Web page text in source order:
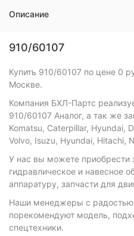
Описание
910/60107
Купить 910/60107 по цене 0
Москве.
Компания БХЛ-Партс
910/60107 Аналог, а так же
Komatsu, Caterpillar, Hyundai,
Volvo, Isuzu, Hyundai, Hitachi,
У нас вы можете приобрести
гидравлическое и навесное
аппаратуру, запчасти для
Наши менеджеры с радостью
порекомендуют модель,
спецтехники.